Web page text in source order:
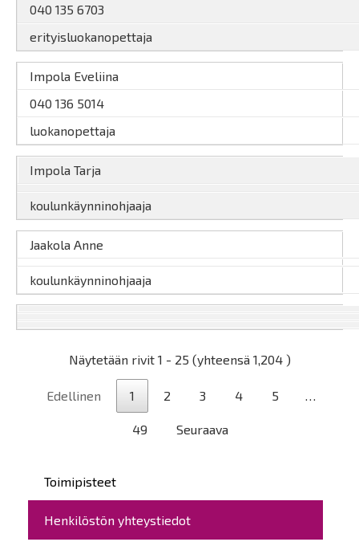
Päävalikko
Toimipisteet
Henkilöstön yhteystiedot
040 135 6703
erityisluokanopettaja
Impola Eveliina
040 136 5014
luokanopettaja
Impola Tarja
koulunkäynninohjaaja
Jaakola Anne
koulunkäynninohjaaja
Näytetään rivit 1 - 25 (yhteensä 1,204 )
Edellinen 1 2 3 4 5 …
49 Seuraava